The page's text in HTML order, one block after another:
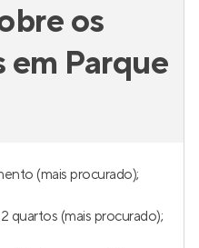
os
em Parque
(mais procurado);
quartos (mais procurado);